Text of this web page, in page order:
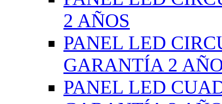
2 AÑOS
PANEL LED
GARANTÍA 2
PANEL LED